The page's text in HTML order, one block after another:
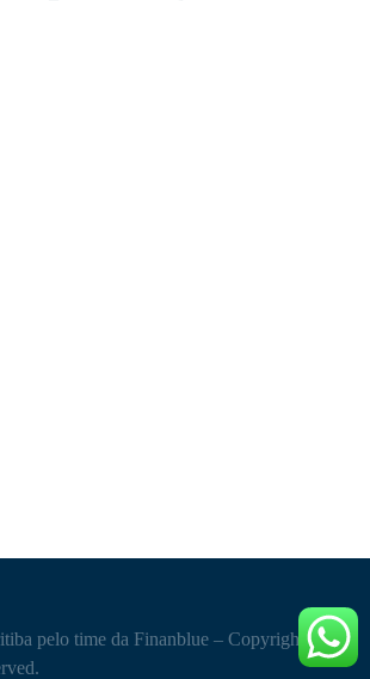
pelo time da Finanblue – Copyright